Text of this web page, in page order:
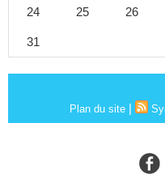
24 25 26
31
Plan du site |